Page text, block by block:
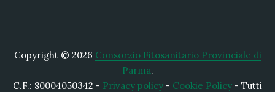
Copyright © 2026 Consorzio Fitosanitario Provinciale di
Parma.
C.F.: 80004050342 - Privacy policy - Cookie Policy - Tutti